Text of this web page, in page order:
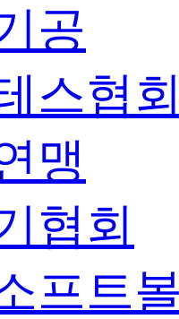
공
스협
맹
협회
프트